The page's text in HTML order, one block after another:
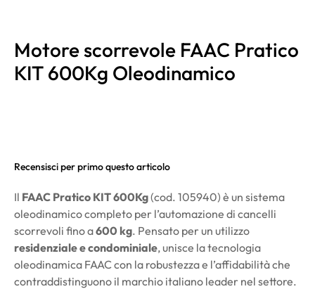
Motore scorrevole FAAC Pratico
KIT 600Kg Oleodinamico
Recensisci per primo questo articolo
Il FAAC Pratico KIT 600Kg(cod. 105940) è un sistema
oleodinamico completo per l’automazione di cancelli
scorrevoli fino a600 kg. Pensato per un utilizzo
residenziale e condominiale, unisce la tecnologia
oleodinamica FAAC con la robustezza e l’affidabilità che
contraddistinguono il marchio italiano leader nel settore.